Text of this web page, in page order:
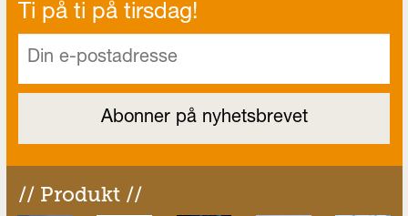
Ti på ti på tirsdag!
// Produkt //